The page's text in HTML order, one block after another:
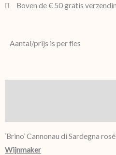
Boven de € 50 gratis
Aantal/prijs is per fles
‘Brino’ Cannonau di Sardegna rosé
Wijnmaker